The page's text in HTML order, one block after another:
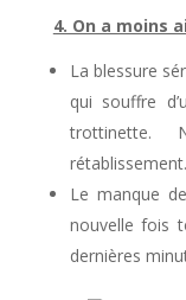
4. On a moins
La blessure
qui souffre
trottinette.
rétablissement.
Le manque
nouvelle fois
dernières